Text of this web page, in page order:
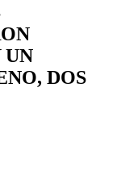
UN
DOS